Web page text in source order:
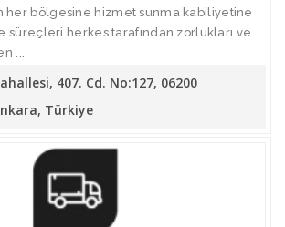
her bölgesine hizmet sunma kabiliyetine
süreçleri herkes tarafından zorlukları ve
...
407. Cd. No:127, 06200
Türkiye